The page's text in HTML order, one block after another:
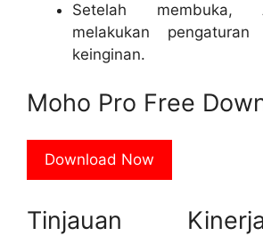
Setelah membuka,
melakukan
keinginan.
Moho Pro Free
Download Now
Tinjauan